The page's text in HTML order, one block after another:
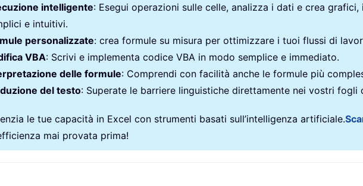
intelligente: Esegui operazioni sulle celle, analizza i dati e crea
e intuitivi.
personalizzate: crea formule su misura per ottimizzare i tuoi flussi di
VBA: Scrivi e implementa codice VBA in modo semplice e immediato.
delle formule: Comprendi con facilità anche le formule più
del testo: Superate le barriere linguistiche direttamente nei vostri fogli
le tue capacità in Excel con strumenti basati sull’intelligenza artificiale.
mai provata prima!